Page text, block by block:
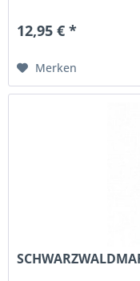
12,95 € *
Merken